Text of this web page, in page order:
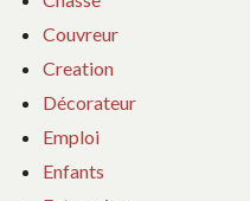
Couvreur
Creation
Décorateur
Emploi
Enfants